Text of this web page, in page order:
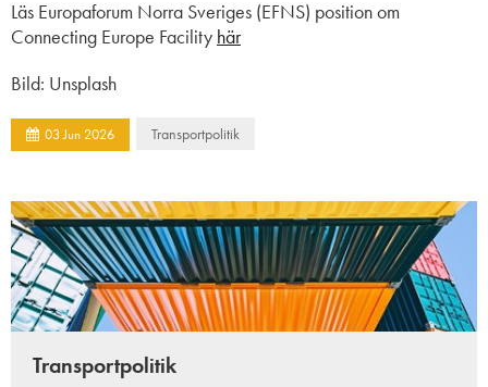
Läs Europaforum Norra Sveriges (EFNS) position om
Connecting Europe Facility här
Bild: Unsplash
03 Jun 2026 Transportpolitik
Transportpolitik